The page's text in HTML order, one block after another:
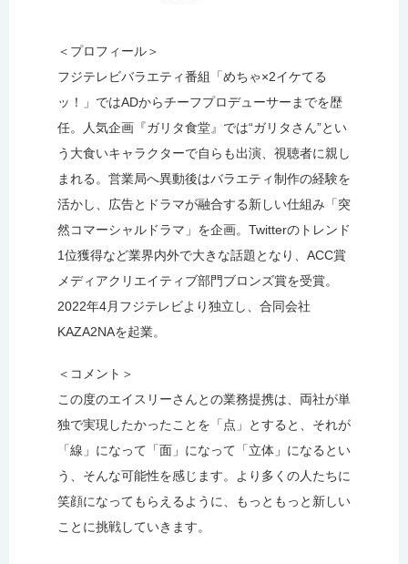
＜プロフィール＞
フジテレビバラエティ番組「めちゃ×2イケてる
ッ！」ではADからチーフプロデューサーまでを歴
任。人気企画『ガリタ食堂』では“ガリタさん”とい
う大食いキャラクターで自らも出演、視聴者に親し
まれる。営業局へ異動後はバラエティ制作の経験を
活かし、広告とドラマが融合する新しい仕組み「突
然コマーシャルドラマ」を企画。Twitterのトレンド
1位獲得など業界内外で大きな話題となり、ACC賞
メディアクリエイティブ部門ブロンズ賞を受賞。
2022年4月フジテレビより独立し、合同会社
KAZA2NAを起業。
＜コメント＞
この度のエイスリーさんとの業務提携は、両社が単
独で実現したかったことを「点」とすると、それが
「線」になって「面」になって「立体」になるとい
う、そんな可能性を感じます。より多くの人たちに
笑顔になってもらえるように、もっともっと新しい
ことに挑戦していきます。